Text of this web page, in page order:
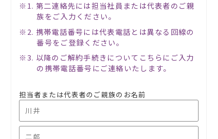
※1. 第二連絡先には担当社員または代表者のご親
族をご入力ください。
※2. 携帯電話番号には代表電話とは異なる回線の
番号をご登録ください。
※3. 以降のご解約手続きについてこちらにご入力
の携帯電話番号にご連絡いたします。
担当者または代表者の ご親族のお名前